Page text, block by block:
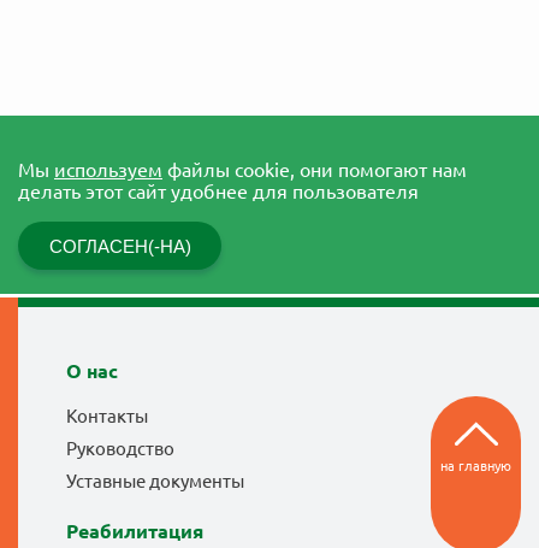
Мы используем файлы cookie, они помогают нам
делать этот сайт удобнее для пользователя
СОГЛАСЕН(-НА)
О нас
Контакты
Руководство
Уставные документы
Реабилитация
на главную